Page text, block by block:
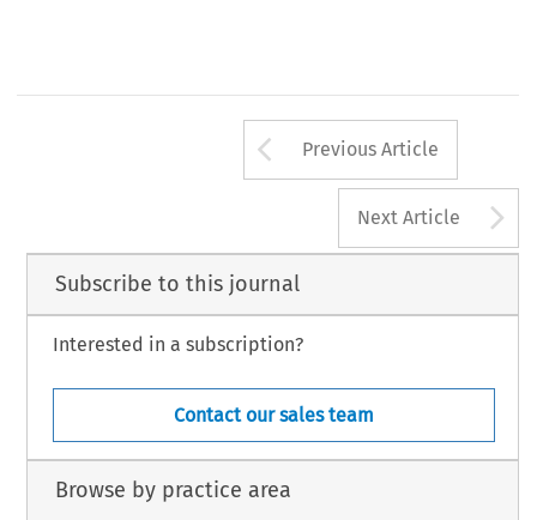
Arrow button
Previous Article
Next Article
Subscribe to this journal
Interested in a subscription?
Contact our sales team
Browse by practice area